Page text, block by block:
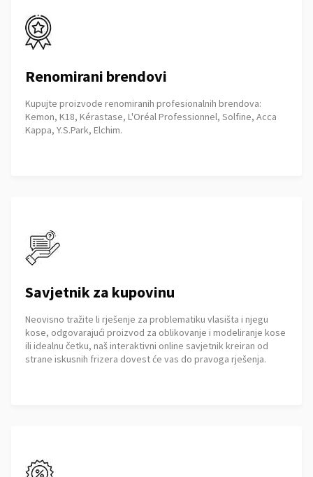
Renomirani brendovi
Kupujte proizvode renomiranih profesionalnih brendova:
Kemon, K18, Kérastase, L'Oréal Professionnel, Solfine, Acca
Kappa, Y.S.Park, Elchim.
Savjetnik za kupovinu
Neovisno tražite li rješenje za problematiku vlasišta i njegu
kose, odgovarajući proizvod za oblikovanje i modeliranje kose
ili idealnu četku, naš interaktivni online savjetnik kreiran od
strane iskusnih frizera dovest će vas do pravoga rješenja.